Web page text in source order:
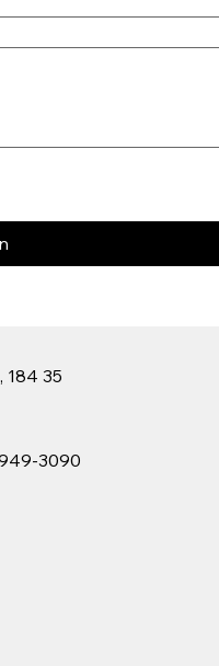
3090
184 35